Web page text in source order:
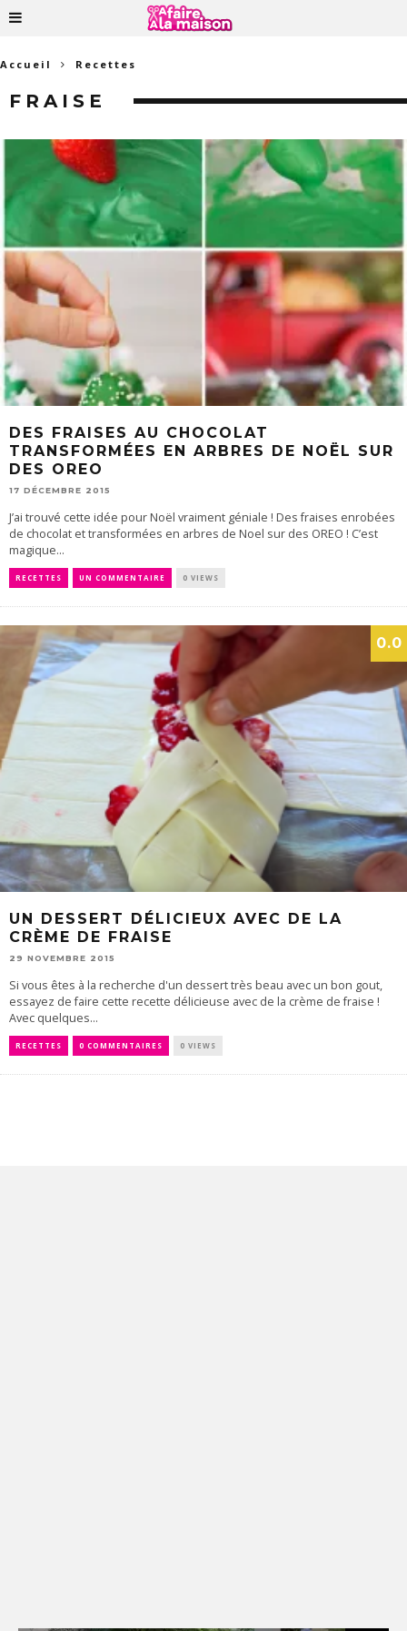
Accueil Recettes
FRAISE
DES FRAISES AU CHOCOLAT
TRANSFORMÉES EN ARBRES DE NOËL SUR
DES OREO
17 DÉCEMBRE 2015
J’ai trouvé cette idée pour Noël vraiment géniale ! Des fraises enrobées
de chocolat et transformées en arbres de Noel sur des OREO ! C’est
magique...
RECETTES UN COMMENTAIRE 0 VIEWS
0.0
UN DESSERT DÉLICIEUX AVEC DE LA
CRÈME DE FRAISE
29 NOVEMBRE 2015
Si vous êtes à la recherche d'un dessert très beau avec un bon gout,
essayez de faire cette recette délicieuse avec de la crème de fraise !
Avec quelques...
RECETTES 0 COMMENTAIRES 0 VIEWS